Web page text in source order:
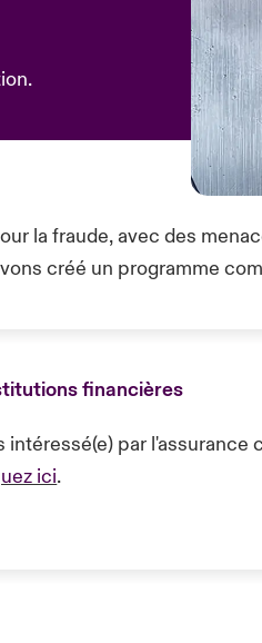
la fraude, avec des
créé un programme
financières
intéressé(e) par
ici.